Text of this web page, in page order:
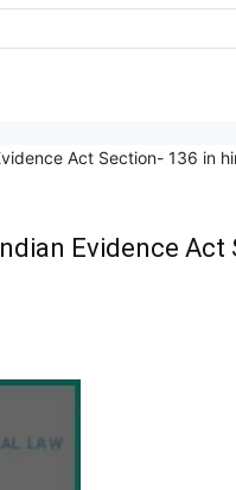
Indian Evidence Act Section-
| Indian